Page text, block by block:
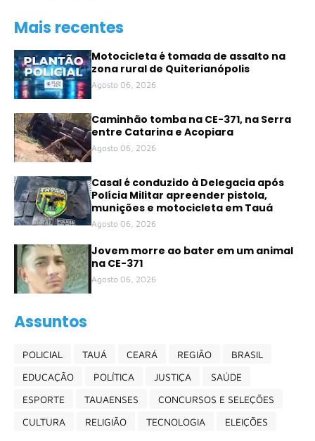
Mais recentes
Motocicleta é tomada de assalto na
zona rural de Quiterianópolis
Agosto 06, 2026
Caminhão tomba na CE-371, na Serra
entre Catarina e Acopiara
Agosto 06, 2026
Casal é conduzido à Delegacia após
Polícia Militar apreender pistola,
munições e motocicleta em Tauá
Agosto 06, 2026
Jovem morre ao bater em um animal
na CE-371
Agosto 06, 2026
Assuntos
POLICIAL TAUÁ CEARÁ REGIÃO
BRASIL
EDUCAÇÃO
POLÍTICA JUSTIÇA
SAÚDE
ESPORTE
TAUAENSES
CONCURSOS E SELEÇÕES
CULTURA
RELIGIÃO TECNOLOGIA ELEIÇÕES